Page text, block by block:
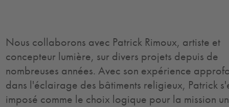
Nous collaborons avec Patrick Rimoux, artiste et
concepteur lumière, sur divers projets depuis de
nombreuses années. Avec son expérience
dans l'éclairage des bâtiments religieux, Patrick
imposé comme le choix logique pour la mission